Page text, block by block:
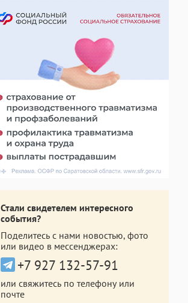
Стали свидетелем интересного
события?
Поделитесь с нами новостью, фото
или видео в мессенджерах:
+7 927 132-57-91
или свяжитесь по телефону или
почте